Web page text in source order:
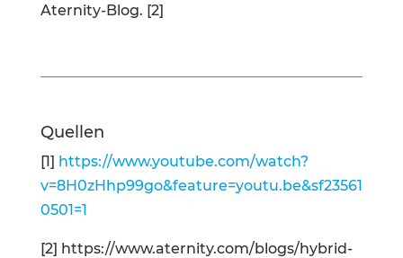
Aternity-Blog. [2]
Quellen
[1] https://www.youtube.com/watch?
v=8H0zHhp99go&feature=youtu.be&sf23561
0501=1
[2] https://www.aternity.com/blogs/hybrid-